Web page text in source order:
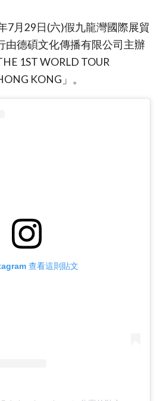
7月29日(六)假九龍灣國際展貿
由德碩文化傳播有限公司主辦
1ST WORLD TOUR
KONG」。
查看這則貼文